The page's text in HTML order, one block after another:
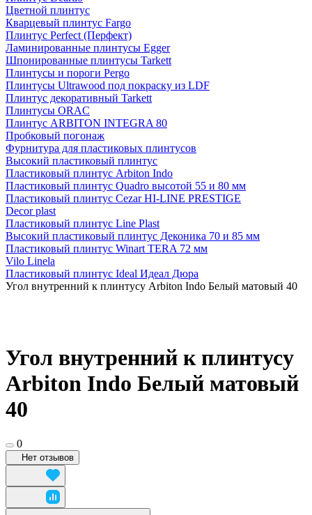
Цветной плинтус
Кварцевый плинтус Fargo
Плинтус Perfect (Перфект)
Ламинированные плинтусы Egger
Шпонированные плинтусы Tarkett
Плинтусы и пороги Pergo
Плинтусы Ultrawood под покраску из LDF
Плинтус декоративный Tarkett
Плинтусы ORAC
Плинтус ARBITON INTEGRA 80
Пробковый погонаж
Фурнитура для пластиковых плинтусов
Высокий пластиковый плинтус
Пластиковый плинтус Arbiton Indo
Пластиковый плинтус Quadro высотой 55 и 80 мм
Пластиковый плинтус Cezar HI-LINE PRESTIGE
Decor plast
Пластиковый плинтус Line Plast
Высокий пластиковый плинтус Деконика 70 и 85 мм
Пластиковый плинтус Winart TERA 72 мм
Vilo Linela
Пластиковый плинтус Ideal Идеал Дюра
Угол внутренний к плинтусу Arbiton Indo Белый матовый 40
Угол внутренний к плинтусу
Arbiton Indo Белый матовый
40
0
Нет отзывов